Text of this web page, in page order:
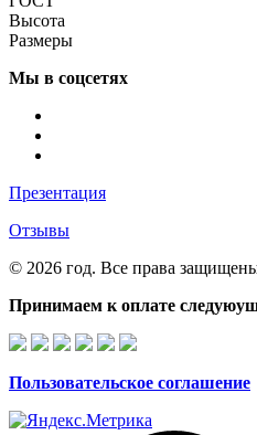
Высота
Размеры
Мы в соцсетях
Презентация
Отзывы
© 2026 год. Все права
Принимаем к оплате
Пользовательское соглашение